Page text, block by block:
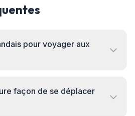
pour voyager aux
façon de se déplacer